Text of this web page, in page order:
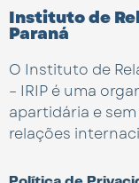
Instituto de
Paraná
O Instituto de
– IRIP é uma
apartidária e
relações